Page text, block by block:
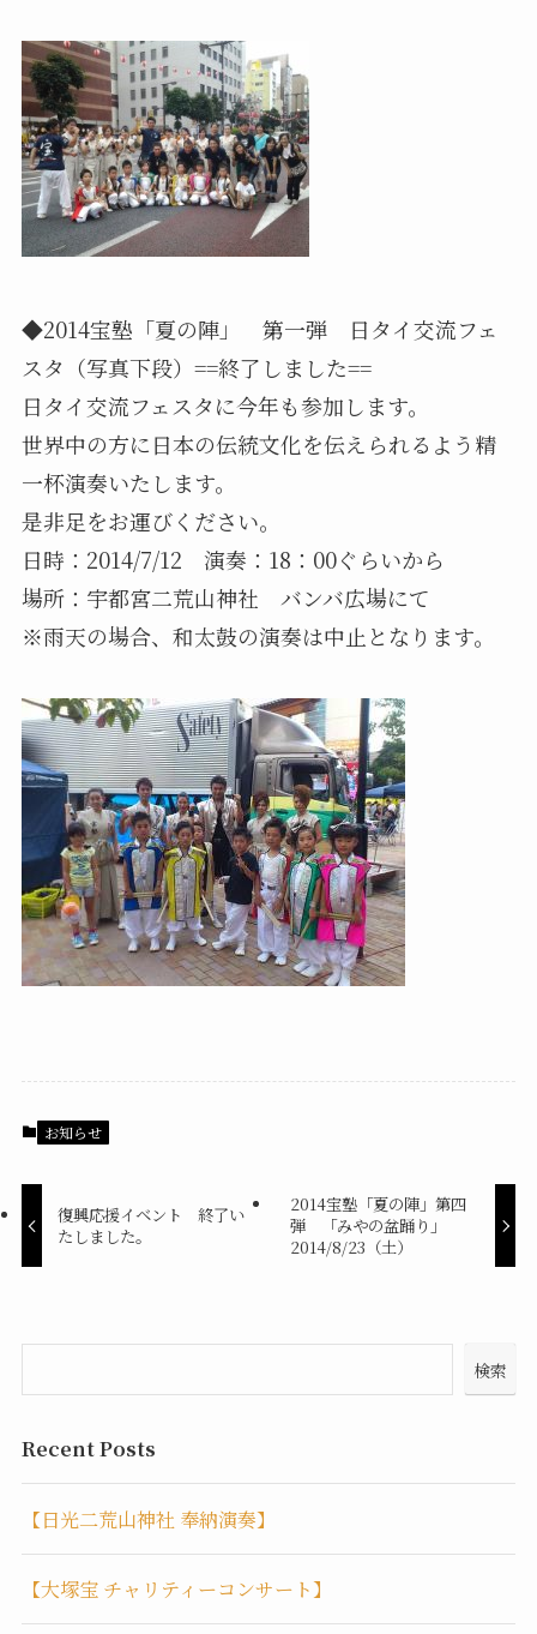
◆2014宝塾「夏の陣」 第一弾 日タイ交流フェ
スタ（写真下段）==終了しました==
日タイ交流フェスタに今年も参加します。
世界中の方に日本の伝統文化を伝えられるよう精
一杯演奏いたします。
是非足をお運びください。
日時：2014/7/12 演奏：18：00ぐらいから
場所：宇都宮二荒山神社 バンバ広場にて
※雨天の場合、和太鼓の演奏は中止となります。
お知らせ
復興応援イベント 終了い
たしました。
2014宝塾「夏の陣」第四
弾 「みやの盆踊り」
2014/8/23（土）
検索
Recent Posts
【日光二荒山神社 奉納演奏】
【大塚宝 チャリティーコンサート】